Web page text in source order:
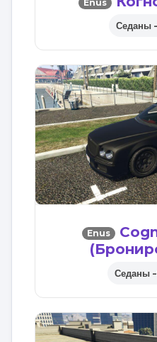
Enus
Седаны –
Enus
Седаны –